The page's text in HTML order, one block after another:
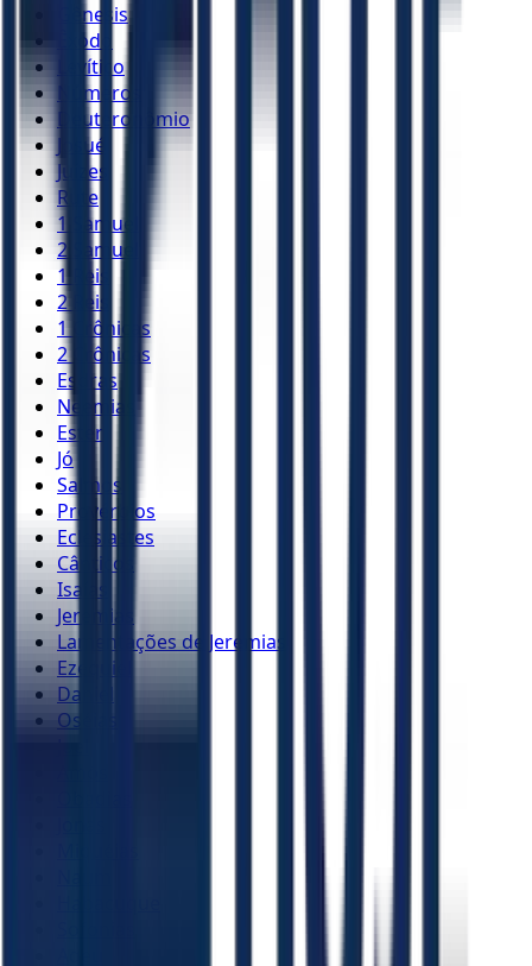
Gênesis
Êxodo
Levítico
Números
Deuteronômio
Josué
Juízes
Rute
1 Samuel
2 Samuel
1 Reis
2 Reis
1 Crônicas
2 Crônicas
Esdras
Neemias
Ester
Jó
Salmos
Provérbios
Eclesiastes
Cânticos
Isaías
Jeremias
Lamentações de Jeremias
Ezequiel
Daniel
Oséias